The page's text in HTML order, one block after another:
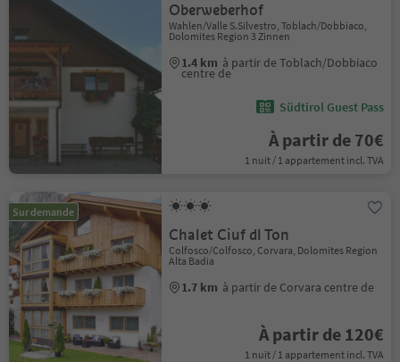
Oberweberhof
Wahlen/Valle S.Silvestro, Toblach/Dobbiaco,
Dolomites Region 3 Zinnen
1.4 km à partir de Toblach/Dobbiaco
centre de
Südtirol Guest Pass
À partir de 70€
1 nuit / 1 appartement incl. TVA
Sur demande
Chalet Ciuf dl Ton
Colfosco/Colfosco, Corvara, Dolomites Region
Alta Badia
1.7 km à partir de Corvara centre de
À partir de 120€
1 nuit / 1 appartement incl. TVA